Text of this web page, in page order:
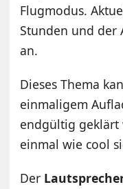
Flugmodus.
Stunden und der
an.
Dieses Thema
einmaligem
endgültig geklärt
einmal wie cool
Der